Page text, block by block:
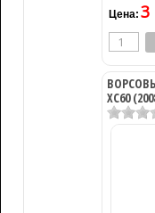
Цена: 3
XC60